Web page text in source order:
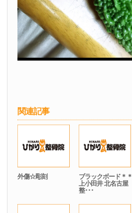
関連記事
外傷☆彫刻
ブラックボード＊＊
上小田井 北名古屋
整･･･